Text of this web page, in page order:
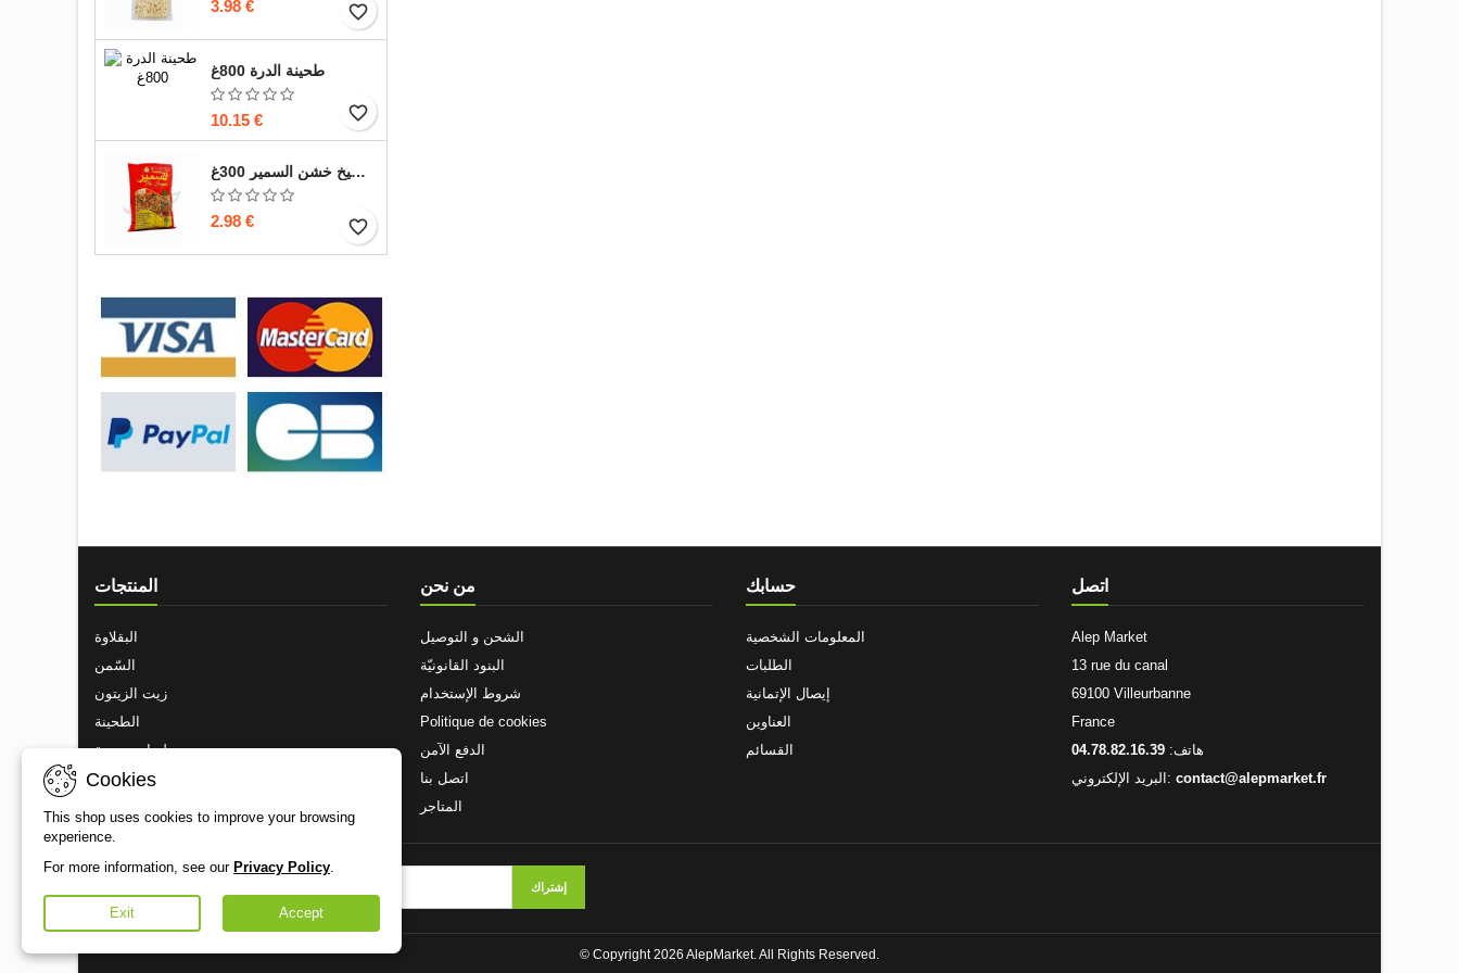
3.98 € favorite_border
طحينة الدرة 800غ
10.15 € favorite_border
بزر بطيخ خشن السمير 300غ
2.98 € favorite_border
المنتجات
البقلاوة
السّمن
زيت الزيتون
الطحينة
حلويات زيتونة
المكسرات المحمصة
من نحن
الشحن و التوصيل
البنود القانونيّة
شروط الإستخدام
Politique de cookies
الدفع الآمن
اتصل بنا
المتاجر
حسابك
المعلومات الشخصية
الطلبات
إيصال الإتمانية
العناوين
القسائم
اتصل
Alep Market
13 rue du canal
69100 Villeurbanne
France
هاتف: 04.78.82.16.39
البريد الإلكتروني: contact@alepmarket.fr
Cookies
This shop uses cookies to improve your browsing
experience.
For more information, see our Privacy Policy.
Exit Accept
© Copyright 2026 AlepMarket. All Rights Reserved.